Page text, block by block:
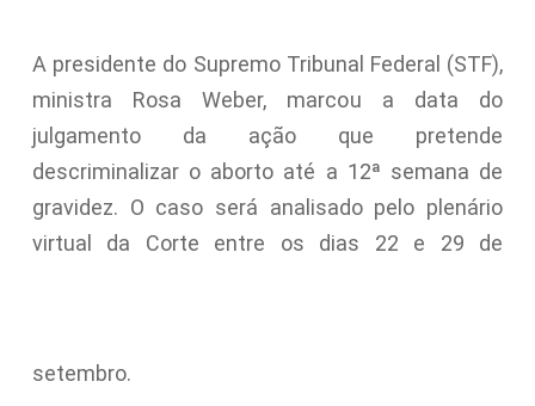
A presidente do Supremo Tribunal Federal (STF),
ministra Rosa Weber, marcou a data do
julgamento da ação que pretende
descriminalizar o aborto até a 12ª semana de
gravidez. O caso será analisado pelo plenário
virtual da Corte entre os dias 22 e 29 de
setembro.